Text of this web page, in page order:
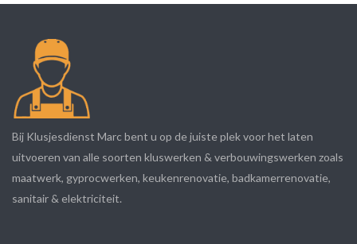
Bij Klusjesdienst Marc bent u op de juiste plek voor het laten
uitvoeren van alle soorten kluswerken & verbouwingswerken zoals
maatwerk, gyprocwerken, keukenrenovatie, badkamerrenovatie,
sanitair & elektriciteit.